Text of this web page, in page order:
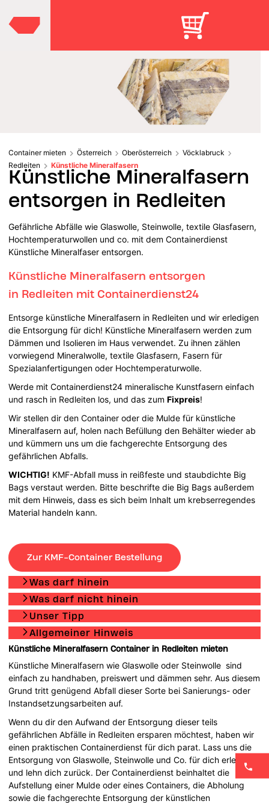
Container mieten Österreich Oberösterreich
Vöcklabruck
Redleiten
Künstliche Mineralfasern
Künstliche Mineralfasern
entsorgen in Redleiten
Gefährliche Abfälle wie Glaswolle, Steinwolle, textile Glasfasern,
Hochtemperaturwollen und co. mit dem Containerdienst
Künstliche Mineralfaser entsorgen.
Künstliche Mineralfasern entsorgen
in Redleiten mit Containerdienst24
Entsorge künstliche Mineralfasern in Redleiten und wir erledigen
die Entsorgung für dich! Künstliche Mineralfasern werden zum
Dämmen und Isolieren im Haus verwendet. Zu ihnen zählen
vorwiegend Mineralwolle, textile Glasfasern, Fasern für
Spezialanfertigungen oder Hochtemperaturwolle.
Werde mit Containerdienst24 mineralische Kunstfasern einfach
und rasch in Redleiten los, und das zumFixpreis!
Wir stellen dir den Container oder die Mulde für künstliche
Mineralfasern auf, holen nach Befüllung den Behälter wieder ab
und kümmern uns um die fachgerechte Entsorgung des
gefährlichen Abfalls.
WICHTIG! KMF-Abfall muss in reißfeste und staubdichte Big
Bags verstaut werden. Bitte beschrifte die Big Bags außerdem
mit dem Hinweis, dass es sich beim Inhalt um krebserregendes
Material handeln kann.
Zur KMF-Container Bestellung
Was darf hinein
Was darf nicht hinein
Unser Tipp
Allgemeiner Hinweis
Künstliche Mineralfasern Container in Redleiten mieten
Künstliche Mineralfasern wie Glaswolle oder Steinwolle sind
einfach zu handhaben, preiswert und dämmen sehr. Aus diesem
Grund tritt genügend Abfall dieser Sorte bei Sanierungs- oder
Instandsetzungsarbeiten auf.
Wenn du dir den Aufwand der Entsorgung dieser teils
gefährlichen Abfälle in Redleiten ersparen möchtest, haben wir
einen praktischen Containerdienst für dich parat. Lass uns die
Entsorgung von Glaswolle, Steinwolle und Co. für dich erledigen
und lehn dich zurück. Der Containerdienst beinhaltet die
Aufstellung einer Mulde oder eines Containers, die Abholung
sowie die fachgerechte Entsorgung der künstlichen